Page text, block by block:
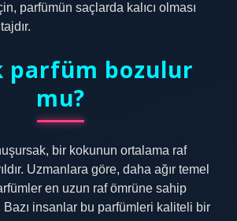
parfümün saçlarda kalıcı olması
parfüm bozulur
mu?
bir kokunun ortalama raf
Uzmanlara göre, daha ağır temel
en uzun raf ömrüne sahip
Bazı insanlar bu parfümleri kaliteli bir